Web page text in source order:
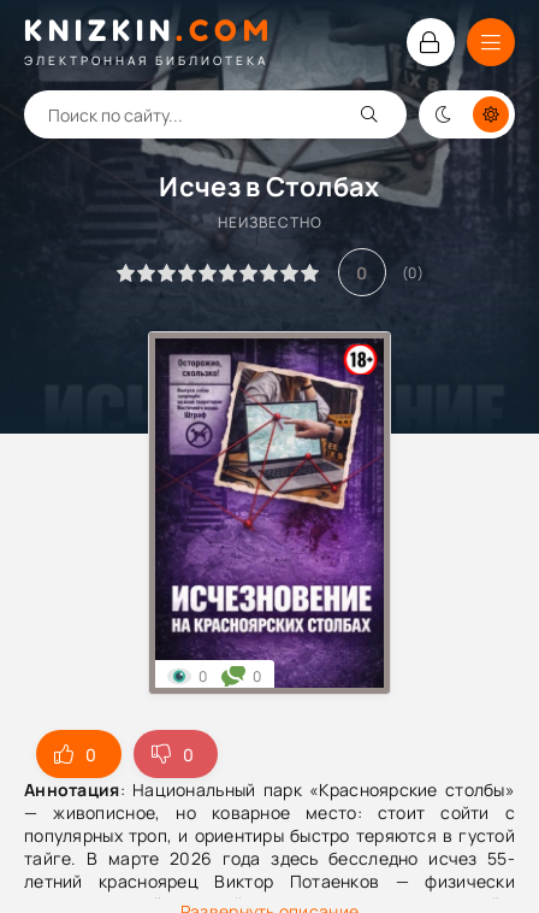
KNIZKIN. COM
ЭЛЕКТРОННАЯ БИБЛИОТЕКА
Исчез в Столбах
НЕИЗВЕСТНО
0 (0)
0
0
Аннотация: Национальный парк «Красноярские столбы»
— живописное, но коварное место: стоит сойти с
популярных троп, и ориентиры быстро теряются в густой
тайге. В марте 2026 года здесь бесследно исчез 55-
летний красноярец Виктор Потаенков — физически
подготовленный, опытный в ориентировании и знакомый с
0 0